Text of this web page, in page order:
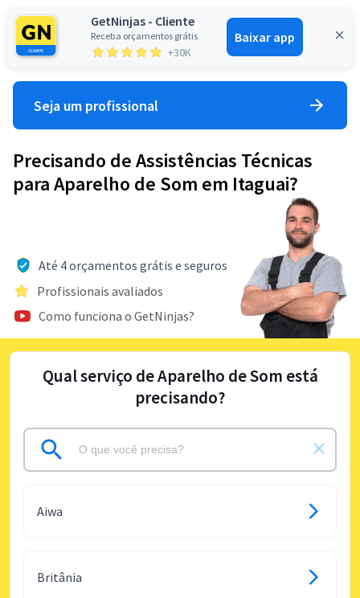
GetNinjas - Cliente
Receba orçamentos grátis
+30K
Baixar app
Entrar
Seja um profissional
Precisando de Assistências Técnicas
para Aparelho de Som em Itaguai?
Até 4 orçamentos grátis e seguros
Profissionais avaliados
Como funciona o GetNinjas?
Qual serviço de Aparelho de Som está
precisando?
Aiwa
Britânia